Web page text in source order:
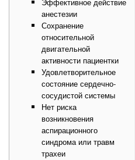
анестезии
Сохранение
относительной
двигательной
активности пациентки
Удовлетворительное
состояние сердечно-
сосудистой системы
Нет риска
возникновения
аспирационного
синдрома или травм
трахеи